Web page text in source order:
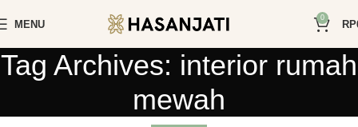
MENU
0
RP
Tag Archives: interior rumah
mewah